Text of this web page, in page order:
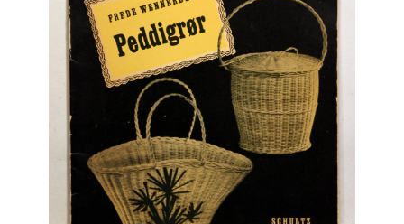
Erhverv
Europa
Fantasy / Sciencefiction
Filosofi
Håndarbejde
Håndværk